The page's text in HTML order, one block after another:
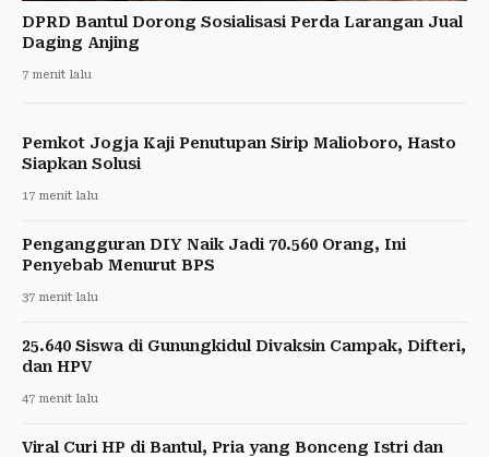
DPRD Bantul Dorong Sosialisasi Perda Larangan Jual
Daging Anjing
7 menit lalu
Pemkot Jogja Kaji Penutupan Sirip Malioboro, Hasto
Siapkan Solusi
17 menit lalu
Pengangguran DIY Naik Jadi 70.560 Orang, Ini
Penyebab Menurut BPS
37 menit lalu
25.640 Siswa di Gunungkidul Divaksin Campak, Difteri,
dan HPV
47 menit lalu
Viral Curi HP di Bantul, Pria yang Bonceng Istri dan